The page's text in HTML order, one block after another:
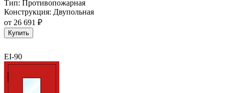
Тип: Противопожарная
Конструкция: Двупольная
от 26 691 ₽
Купить
EI-90